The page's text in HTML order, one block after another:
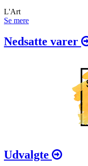
L'Art
Se mere
Nedsatte varer
Udvalgte